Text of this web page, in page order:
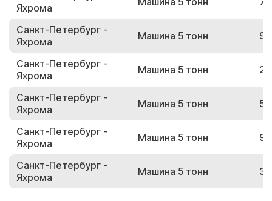
Яхрома
Санкт-Петербург -
Яхрома
Машина 5 тонн
Санкт-Петербург -
Яхрома
Машина 5 тонн
Санкт-Петербург -
Яхрома
Машина 5 тонн
Санкт-Петербург -
Яхрома
Машина 5 тонн
Санкт-Петербург -
Яхрома
Машина 5 тонн